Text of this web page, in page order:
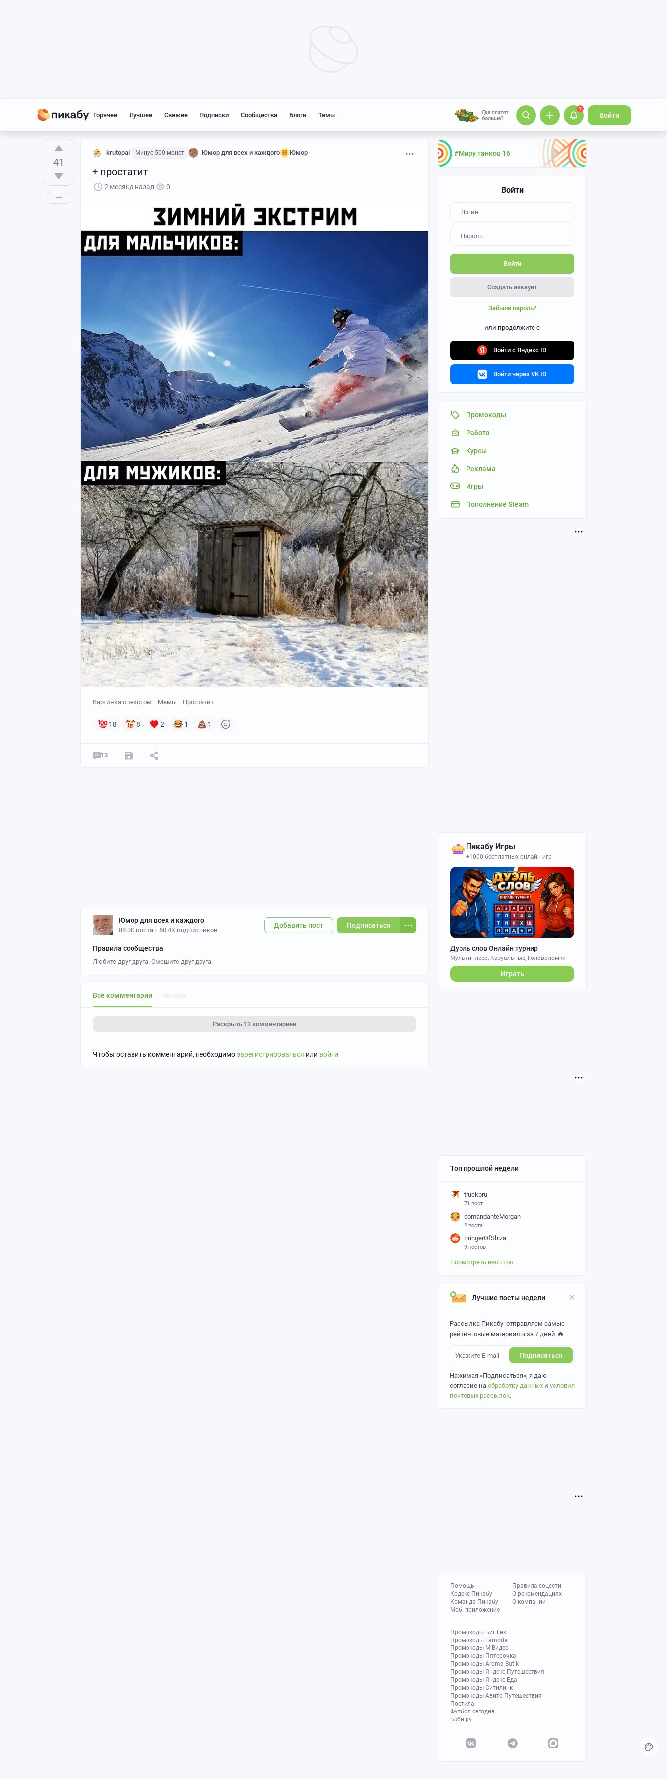
Горячее Лучшее Свежее Подписки Сообщества Блоги Темы
1
Войти
#Миру танков 16
Войти
Войти
Создать аккаунт
Забыли пароль?
или продолжите с
Войти с Яндекс ID
Войти через VK ID
Промокоды
Работа
Курсы
Реклама
Игры
Пополнение Steam
Пикабу Игры
+1000 бесплатных онлайн игр
Дуэль слов Онлайн турнир
Мультиплеер, Казуальные, Головоломки
Играть
Топ прошлой недели
truekpru
71 пост
comandanteMorgan
2 поста
BringerOfShiza
9 постов
Посмотреть весь топ
Лучшие посты недели
Рассылка Пикабу: отправляем самые
рейтинговые материалы за 7 дней 🔥
Подписаться
Нажимая «Подписаться», я даю
согласие на обработку данных и условия
почтовых рассылок.
Помощь
Кодекс Пикабу
Команда Пикабу
Моб. приложение
Правила соцсети
О рекомендациях
О компании
Промокоды Биг Гик
Промокоды Lamoda
Промокоды М.Видео
Промокоды Пятерочка
Промокоды Aroma Butik
Промокоды Яндекс Путешествия
Промокоды Яндекс Еда
Промокоды Ситилинк
Промокоды Авито Путешествия
Постила
Футбол сегодня
Бэби.ру
41
krutopal Минус 500 монет Юмор для всех и каждого Юмор
+ простатит
2 месяца назад 0
Картинка с текстом Мемы Простатит
18 8 2 1 1
13
Юмор для всех и каждого
88.3K поста 60.4K подписчиков
Подписаться
Добавить пост
Правила сообщества
Любите друг друга. Смешите друг друга.
Все комментарии
Раскрыть 13 комментариев
Чтобы оставить комментарий, необходимозарегистрироваться или войти